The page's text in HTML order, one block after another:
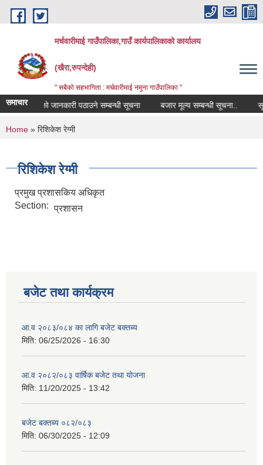
Skip to main content
मर्चवारीमाई गाउँपालिका,गाउँ कार्यपालिकाको कार्यालय
(खैरा,रुपन्देही)
" सबैको सहभागिता : मर्चवारीमाई नमुना गाउँपालिका "
समाचार
नियुक्तिको जानकारी पठाउने सम्बन्धी सूचना बजार मूल्य सम्बन्धी सूचना..
You are here
Home » रिशिकेश रेग्मी
रिशिकेश रेग्मी
प्रमुख प्रशासकिय अधिकृत
Section: प्रशासन
बजेट तथा कार्यक्रम
आ.व २०८३/०८४ का लागि बजेट बक्तब्य
मिति: 06/25/2026 - 16:30
आ.व २०८२/०८३ वार्षिक बजेट तथा योजना
मिति: 11/20/2025 - 13:42
बजेट बक्तब्य ०८२/०८३
मिति: 06/30/2025 - 12:09